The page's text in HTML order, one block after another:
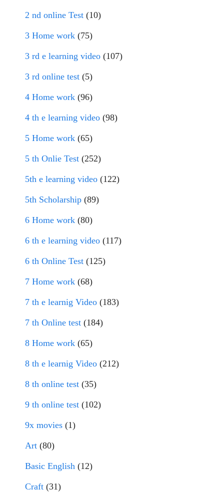
2 nd online Test (10)
3 Home work (75)
3 rd e learning video (107)
3 rd online test (5)
4 Home work (96)
4 th e learning video (98)
5 Home work (65)
5 th Onlie Test (252)
5th e learning video (122)
5th Scholarship (89)
6 Home work (80)
6 th e learning video (117)
6 th Online Test (125)
7 Home work (68)
7 th e learnig Video (183)
7 th Online test (184)
8 Home work (65)
8 th e learnig Video (212)
8 th online test (35)
9 th online test (102)
9x movies (1)
Art (80)
Basic English (12)
Craft (31)